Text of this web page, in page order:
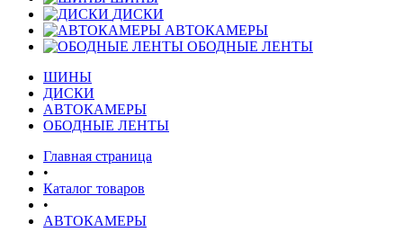
ДИСКИ
АВТОКАМЕРЫ
ОБОДНЫЕ ЛЕНТЫ
ШИНЫ
ДИСКИ
АВТОКАМЕРЫ
ОБОДНЫЕ ЛЕНТЫ
Главная страница
•
Каталог товаров
•
АВТОКАМЕРЫ